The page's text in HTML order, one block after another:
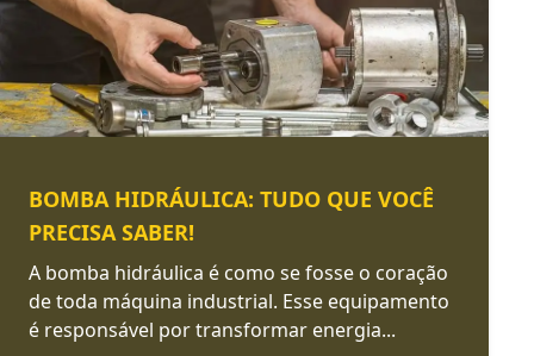
BOMBA HIDRÁULICA: TUDO QUE VOCÊ
PRECISA SABER!
A bomba hidráulica é como se fosse o coração
de toda máquina industrial. Esse equipamento
é responsável por transformar energia...